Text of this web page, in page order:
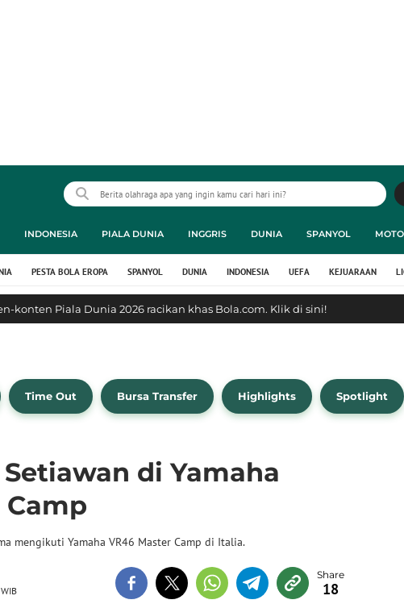
INDONESIA PIALA DUNIA INGGRIS DUNIA SPANYOL
PESTA BOLA EROPA SPANYOL DUNIA INDONESIA UEFA KEJUARAAN
konten Piala Dunia 2026 racikan khas Bola.com. Klik di sini!
Time Out Bursa Transfer Highlights Spotlight
di Yamaha
Camp
mengikuti Yamaha VR46 Master Camp di Italia.
18